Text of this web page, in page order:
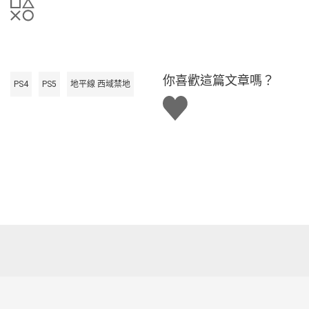
PS4 PS5 地平線 西域禁地
你喜歡這篇文章嗎？
讚